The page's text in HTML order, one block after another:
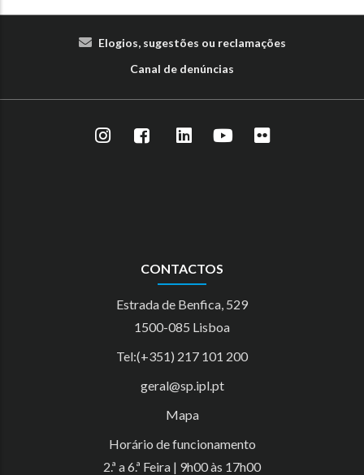
Elogios, sugestões ou reclamações
Canal de denúncias
CONTACTOS
Estrada de Benfica, 529
1500-085 Lisboa
Tel:(+351) 217 101 200
geral@sp.ipl.pt
Mapa
Horário de funcionamento
2.ª a 6.ª Feira | 9h00 às 17h00